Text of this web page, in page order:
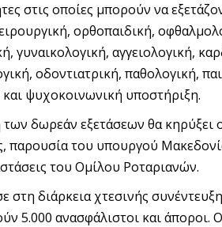
στις οποίες μπορούν να
ορθοπαιδική,
γυναικολογική, αγγειολογική,
οδοντιατρική, παθολογική,
ψυχοκοινωνική υποστήριξη.
δωρεάν εξετάσεων θα κηρύξει
παρουσία του υπουργού
του Ομίλου Ροταριανών.
στη διάρκεια χτεσινής
5.000 ανασφάλιστοι και άποροι.